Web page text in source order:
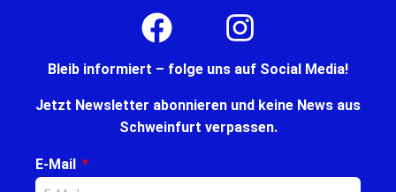
Bleib informiert – folge uns auf Social Media!
Jetzt Newsletter abonnieren und keine News aus
Schweinfurt verpassen.
E-Mail